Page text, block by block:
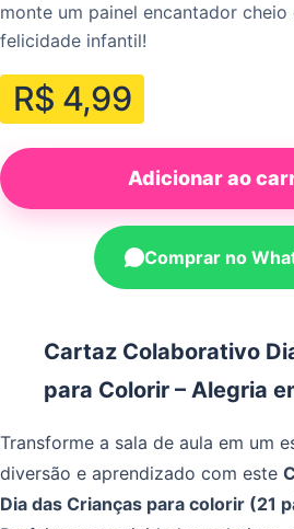
monte um painel encantador
felicidade infantil!
R$ 4,99
Adicionar ao
Comprar no
Cartaz Colaborativo
para Colorir – Alegria
Transforme a sala de aula em um
diversão e aprendizado com este
Dia das Crianças para colorir (21